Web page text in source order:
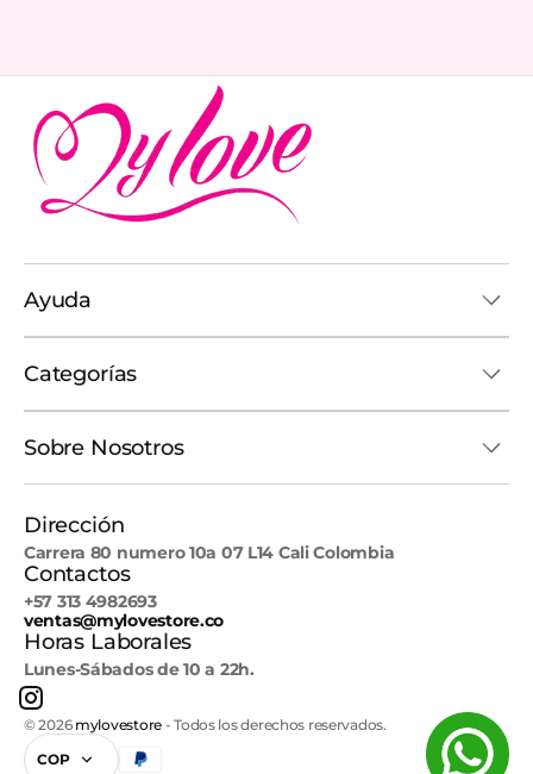
Ayuda
Categorías
Sobre Nosotros
Dirección
Carrera 80 numero 10a 07 L14 Cali Colombia
Contactos
+57 313 4982693
ventas@mylovestore.co
Horas Laborales
Lunes-Sábados de 10 a 22h.
Instagram
© 2026 mylovestore-Todos los derechos reservados.
COP